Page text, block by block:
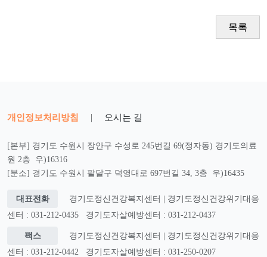
목록
개인정보처리방침 | 오시는 길
[본부] 경기도 수원시 장안구 수성로 245번길 69(정자동) 경기도의료
원 2층 우)16316
[분소] 경기도 수원시 팔달구 덕영대로 697번길 34, 3층 우)16435
대표전화
경기도정신건강복지센터 | 경기도정신건강위기대응
센터 : 031-212-0435
경기도자살예방센터 : 031-212-0437
팩스
경기도정신건강복지센터 | 경기도정신건강위기대응
센터 : 031-212-0442
경기도자살예방센터 : 031-250-0207